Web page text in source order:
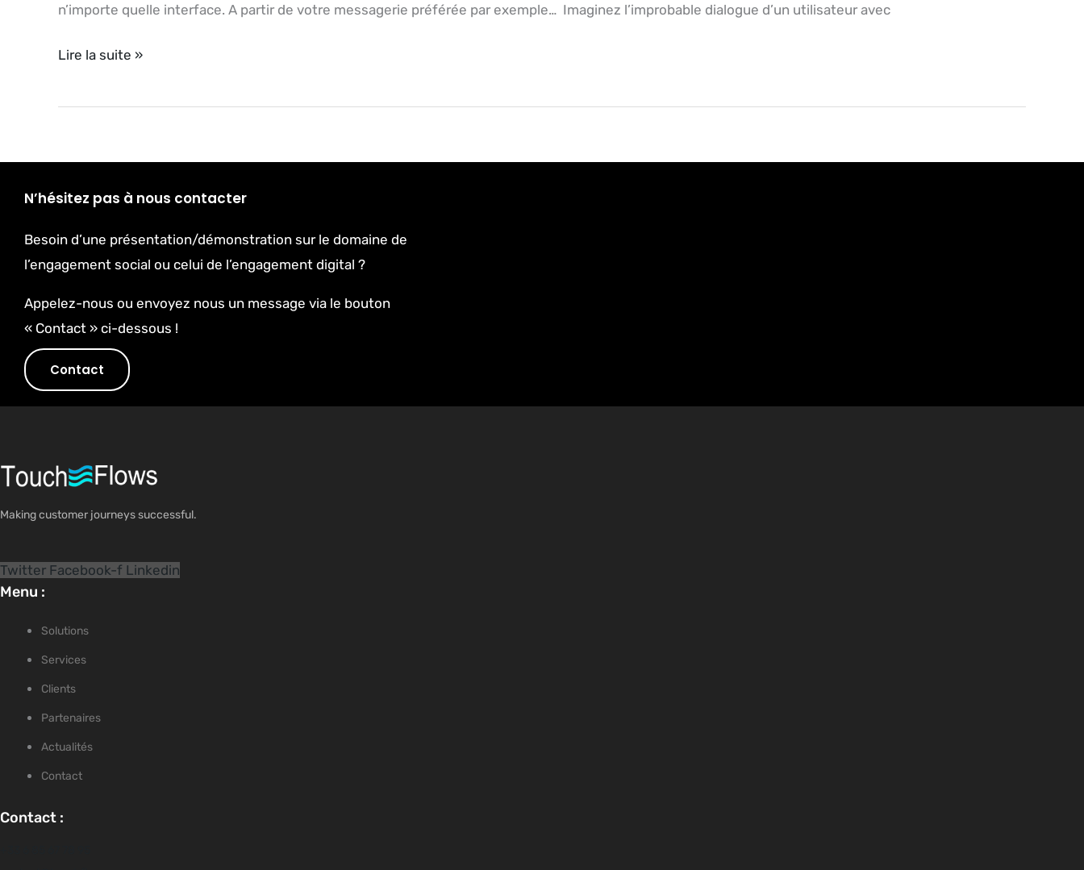
n’importe quelle interface. A partir de votre messagerie préférée par exemple… Imaginez l’improbable dialogue d’un utilisateur avec
Lire la suite »
N’hésitez pas à nous contacter
Besoin d’une présentation/démonstration sur le domaine de
l’engagement social ou celui de l’engagement digital ?
Appelez-nous ou envoyez nous un message via le bouton
« Contact » ci-dessous !
Contact
Making customer journeys successful.
Twitter Facebook-f Linkedin
Menu :
Solutions
Services
Clients
Partenaires
Actualités
Contact
Contact :